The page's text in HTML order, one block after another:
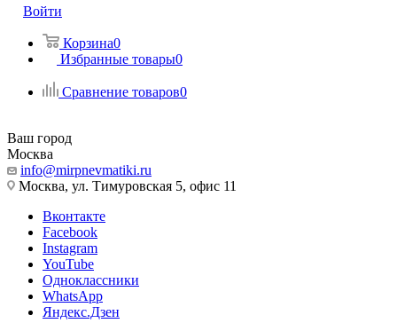
Войти
Корзина0
Избранные товары0
Сравнение товаров0
Ваш город
Москва
info@mirpnevmatiki.ru
Москва, ул. Тимуровская 5, офис 11
Вконтакте
Facebook
Instagram
YouTube
Одноклассники
WhatsApp
Яндекс.Дзен